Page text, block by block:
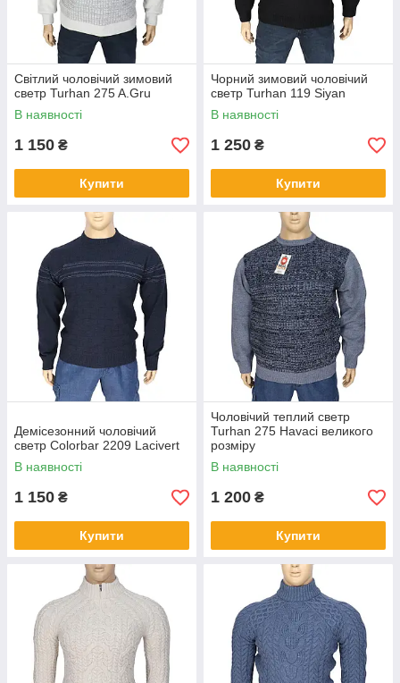
людям з чутливою шкірою та тим, хто віддає
перевагу натуральності у всьому. Компромісним
варіантом є одяг з обох видів матеріалів. Він більш
практичний і задовільнить найсуворіші вимоги.
4.
Натуральний, синтетичний одяг великих розмірів
сидить комфортно і не обмежуватиме ваші рухи.
Інтернет-магазин 5XL пропонує своїм клієнтам
моделі на блискавці, з різною формою горловини.
Обирайте ті, які вам більше до смаку, бо кожна річ
буде вигідно підкреслювати статуру і добре
виглядатиме з будь-якими штанами у вашому
гардеробі.
СТИЛЬНІ СВЕТРИ ДЛЯ ЧОЛОВІКІВ
Обирайте вовняні кофти чи акрилові светри в інтернет-
магазині 5XL, та замовляйте одяг великих розмірів з
доставкою у своє місто. У нас — найкращі речі для чоловіків.
Світлий чоловічий зимовий
светр Turhan 275 A.Gru
В наявності
1 150 ₴
Купити
Чорний зимовий чоловічий
светр Turhan 119 Siyan
В наявності
1 250 ₴
Купити
Демісезонний чоловічий
светр Colorbar 2209 Lacivert
В наявності
1 150 ₴
Купити
Чоловічий теплий светр
Turhan 275 Havaci великого
розміру
В наявності
1 200 ₴
Купити